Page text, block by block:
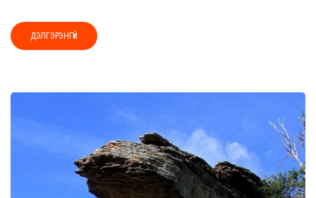
ДЭЛГЭРЭНГҮЙ